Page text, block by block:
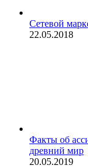
Сетевой
22.05.2018
Факты об
древний мир
20.05.2019